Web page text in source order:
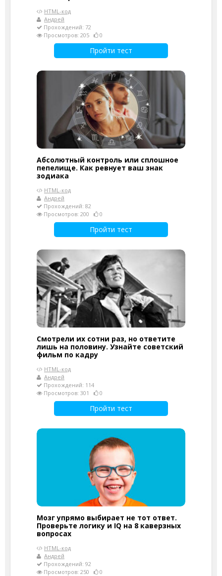
HTML-код
Андрей
Прохождений: 72
Просмотров: 205
0
Пройти тест
Абсолютный контроль или сплошное
пепелище. Как ревнует ваш знак
зодиака
HTML-код
Андрей
Прохождений: 82
Просмотров: 200
0
Пройти тест
Смотрели их сотни раз, но ответите
лишь на половину. Узнайте советский
фильм по кадру
HTML-код
Андрей
Прохождений: 114
Просмотров: 301
0
Пройти тест
Мозг упрямо выбирает не тот ответ.
Проверьте логику и IQ на 8 каверзных
вопросах
HTML-код
Андрей
Прохождений: 92
Просмотров: 250
0